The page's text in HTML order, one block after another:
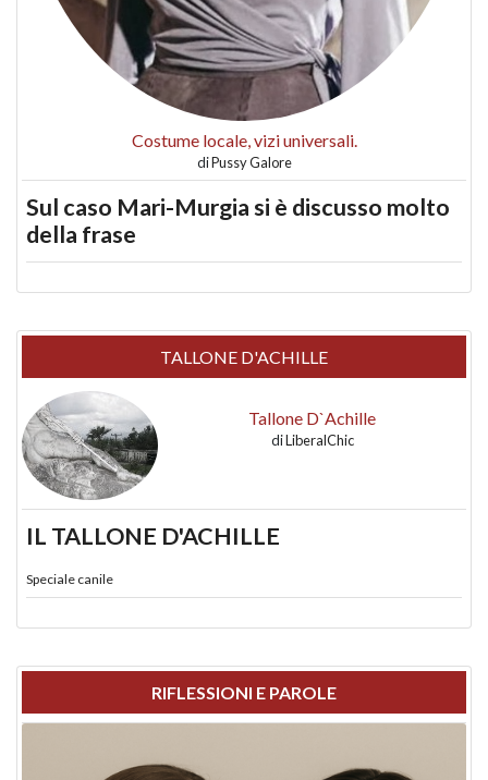
Costume locale, vizi universali.
diPussy Galore
Sul caso Mari-Murgia si è discusso molto
della frase
TALLONE D'ACHILLE
Tallone D`Achille
diLiberalChic
IL TALLONE D'ACHILLE
Speciale canile
RIFLESSIONI E PAROLE